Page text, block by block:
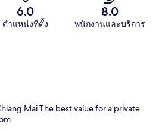
6.0
ตำแหน่งที่ตั้ง
8.0
พนักงานและบริการ
Mai The best value for a private